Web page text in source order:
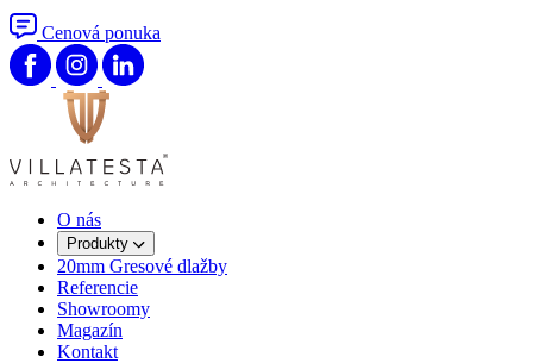
Cenová ponuka
O nás
Produkty
20mm Gresové dlažby
Referencie
Showroomy
Magazín
Kontakt